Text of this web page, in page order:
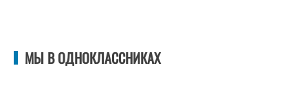
МЫ В ОДНОКЛАССНИКАХ